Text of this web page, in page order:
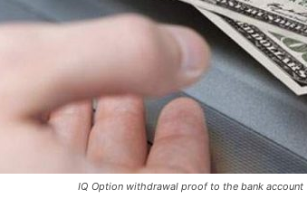
IQ Option withdrawal proof to the bank account